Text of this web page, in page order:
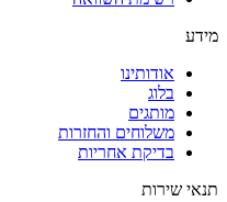
מידע
אודותינו
בלוג
מותגים
משלוחים והחזרות
בדיקת אחריות
תנאי שירות